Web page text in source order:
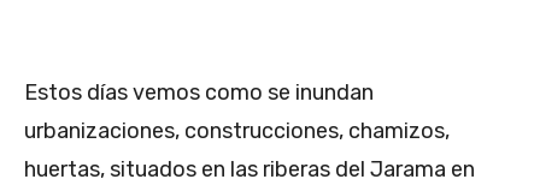
Estos días vemos como se inundan
urbanizaciones, construcciones, chamizos,
huertas, situados en las riberas del Jarama en